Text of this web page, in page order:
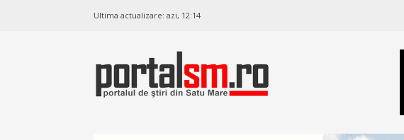
Ultima actualizare: azi, 12:14